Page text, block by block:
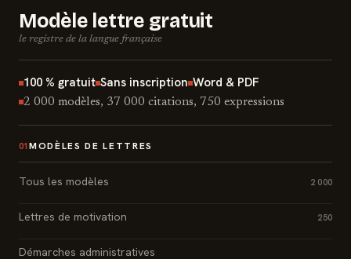
Modèle lettre gratuit
le registre de la langue française
100 % gratuit Sans inscription Word & PDF
2 000 modèles, 37 000 citations, 750 expressions
01 MODÈLES DE LETTRES
Tous les modèles 2 000
Lettres de motivation 250
Démarches administratives